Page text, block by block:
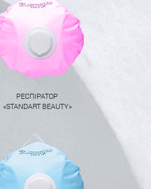
РЕСПІРАТОР
«STANDART BEAUTY»